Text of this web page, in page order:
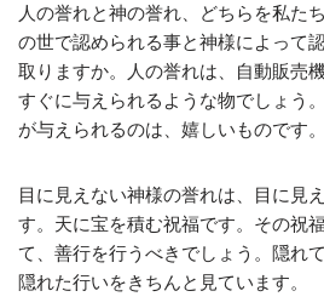
人の誉れと神の誉れ、どちらを私た
の世で認められる事と神様によって
取りますか。人の誉れは、自動販売
すぐに与えられるような物でしょう
が与えられるのは、嬉しいものです。
目に見えない神様の誉れは、目に見
す。天に宝を積む祝福です。その祝
て、善行を行うべきでしょう。隠れ
隠れた行いをきちんと見ています。